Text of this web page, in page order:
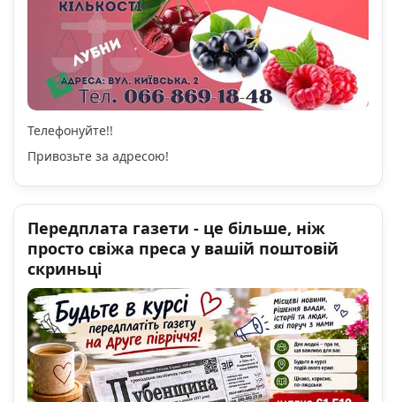
Телефонуйте!!
Привозьте за адресою!
Передплата газети - це більше, ніж
просто свіжа преса у вашій поштовій
скриньці